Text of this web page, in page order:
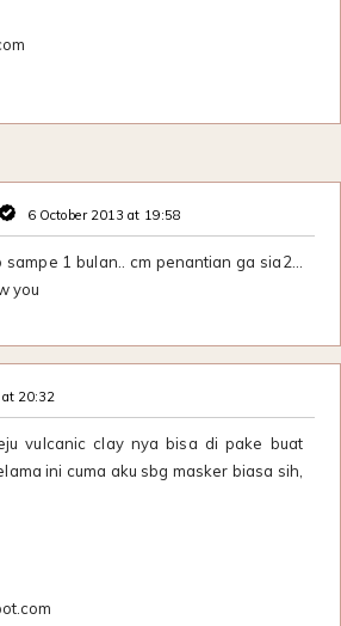
6 October 2013 at 19:58
1 bulan.. cm penantian ga sia2...
you
20:32
vulcanic clay nya bisa di pake buat
ini cuma aku sbg masker biasa sih,